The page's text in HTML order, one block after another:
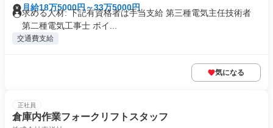
月給18万5000円～33万5000円
求める人材: 下記有資格者は手当支給 第三種電気主任技術者
第二種電気工事士 ボイ...
交通費支給
気になる
正社員
倉庫内作業フォークリフトスタッフ